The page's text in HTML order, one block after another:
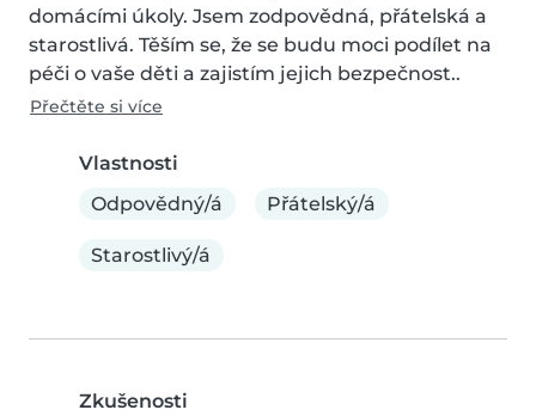
domácími úkoly. Jsem zodpovědná, přátelská a
starostlivá. Těším se, že se budu moci podílet na
péči o vaše děti a zajistím jejich bezpečnost..
Přečtěte si více
Vlastnosti
Odpovědný/á
Přátelský/á
Starostlivý/á
Zkušenosti